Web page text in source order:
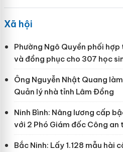
Xã hội
Phường Ngô Quyền phối
và đồng phục cho 307 học
Ông Nguyễn Nhật Quang
Quản lý nhà tỉnh Lâm Đồng
Ninh Bình: Nâng lương cấp
với 2 Phó Giám đốc Công an
Bắc Ninh: Lấy 1.128 mẫu hài